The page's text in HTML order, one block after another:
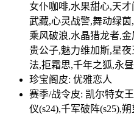
女仆咖啡,水果甜心,天
武藏,心灵战警,舞动绿
乘风破浪,水晶猎龙者,
贵公子,魅力维加斯,星
法,拒霜思,千年之狐,永
珍宝阁皮: 优雅恋人
赛季/战令皮: 凯尔特女
仪(s24),千军破阵(s25),